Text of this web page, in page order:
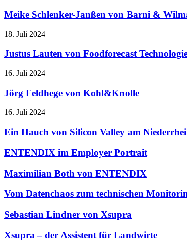
Meike Schlenker-Janßen von Barni &
18. Juli 2024
Justus Lauten von Foodforecast
16. Juli 2024
Jörg Feldhege von Kohl&Knolle
16. Juli 2024
Ein Hauch von Silicon Valley am
ENTENDIX im Employer Portrait
Maximilian Both von ENTENDIX
Vom Datenchaos zum technischen
Sebastian Lindner von Xsupra
Xsupra – der Assistent für Landwirte